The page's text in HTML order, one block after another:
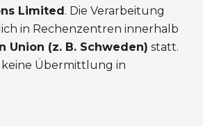
Limited. Die Verarbeitung
in Rechenzentren innerhalb
Union (z. B. Schweden) statt.
Übermittlung in